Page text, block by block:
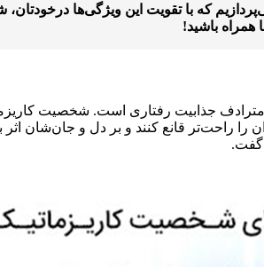
که با تقویت این ویژگی‌ها درخودتان،
همراه باشید!
مترادف جذابیت رفتاری است. شخصیت
را راحت‌تر قانع کنند و بر دل و